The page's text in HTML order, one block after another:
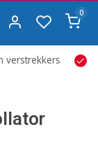
0
verstrekkers